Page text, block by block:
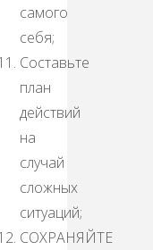
самого
себя;
Составьте
план
действий
на
случай
сложных
ситуаций;
СОХРАНЯЙТЕ